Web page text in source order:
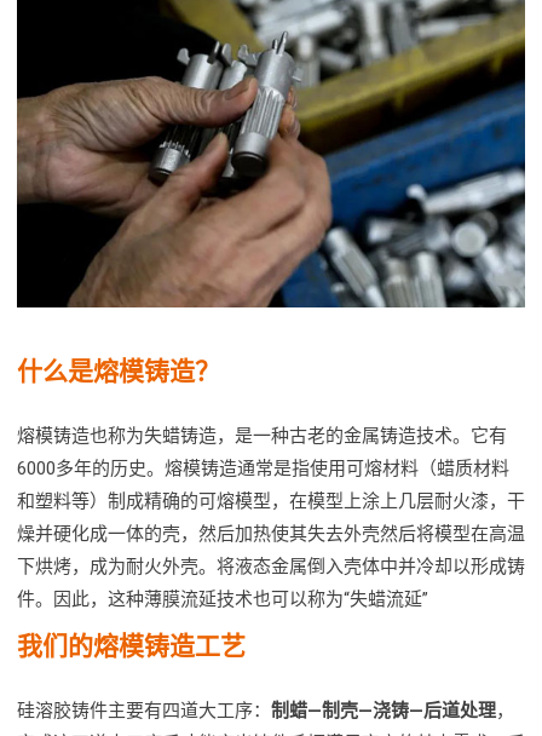
什么是熔模铸造？
熔模铸造也称为失蜡铸造，是一种古老的金属铸造技术。它有
6000多年的历史。熔模铸造通常是指使用可熔材料（蜡质材料
和塑料等）制成精确的可熔模型，在模型上涂上几层耐火漆，干
燥并硬化成一体的壳，然后加热使其失去外壳然后将模型在高温
下烘烤，成为耐火外壳。将液态金属倒入壳体中并冷却以形成铸
件。因此，这种薄膜流延技术也可以称为“失蜡流延”
我们的熔模铸造工艺
硅溶胶铸件主要有四道大工序： 制蜡—制壳—浇铸—后道处理，